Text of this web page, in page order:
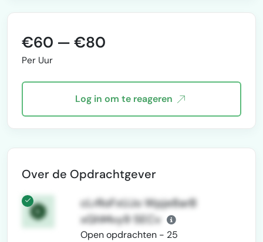
and dental industry, leading
collaborations, and com…
€60 — €80
Per Uur
Log in om te reageren
Over de Opdrachtgever
cLrRoFxUJo Wpje8arB
xGhMvy9 5ECv
Open opdrachten - 25